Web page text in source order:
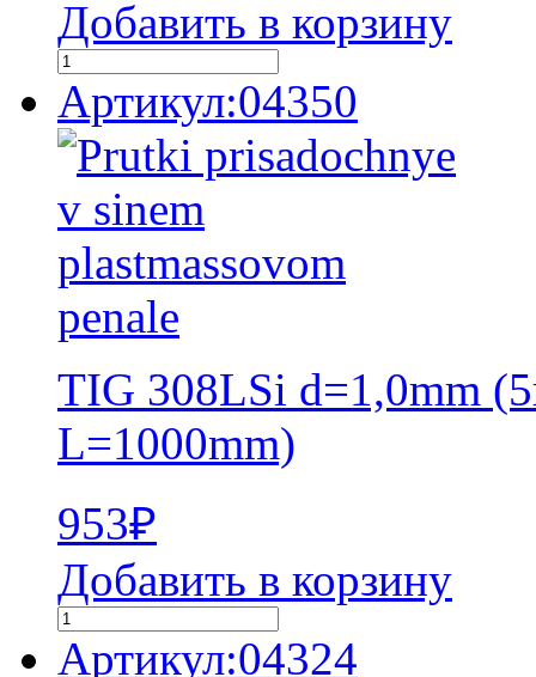
Добавить в корзину
Артикул:04350
TIG 308LSi d=1,0mm
L=1000mm)
953₽
Добавить в корзину
Артикул:04324